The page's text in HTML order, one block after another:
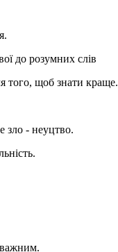
до розумних слів
того, щоб знати краще.
зло - неуцтво.